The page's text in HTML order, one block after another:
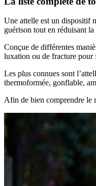
Une attelle est un dispositif
guérison tout en réduisant la
Conçue de différentes
luxation ou de fracture pour
Les plus connues sont
thermoformée, gonflable,
Afin de bien comprendre le